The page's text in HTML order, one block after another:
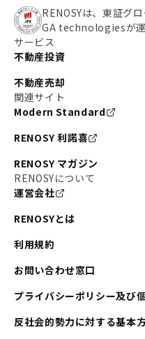
RENOSYは、東証グ
GA technologiesが運
サービス
不動産投資
不動産売却
関連サイト
Modern Standard
RENOSY 利諾喜
RENOSY マガジン
RENOSYについて
運営会社
RENOSYとは
利用規約
お問い合わせ窓口
プライバシーポリシー及び
反社会的勢力に対する基本